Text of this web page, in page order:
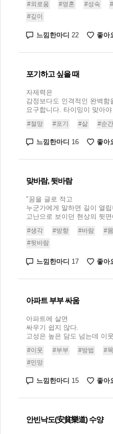
#외로움 #영혼 #성숙
#깊이
느낌한마디 22 좋아
포기하고 싶을 때
자제력은
감정보다도 인격적인 완벽함
요구합니다. 타이밍이 맞아야
#절망 #포기 #삶 #순간
느낌한마디 16 좋아
맞바람, 뒷바람
"꿈을 글로 적고
누군가에게 말하면 길이 열
고난으로 보이던 현상의 뒷
#생각 #방향 #바람 #몸
#뒷바람
느낌한마디 17 좋아
아파트 부부 싸움
아파트에 살면
싸우기 쉽지 않다.
고성은 높은 담도 넘는데 이
#이웃 #부부 #방법 #
#민망
느낌한마디 15 좋아
안빈낙도(安貧樂道) 수양